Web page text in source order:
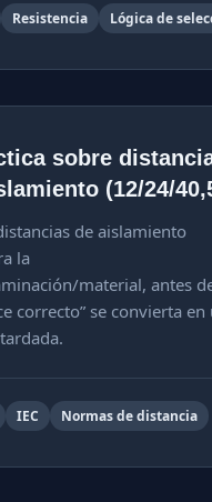
Resistencia Lógica de
sobre
(12/24/
de aislamiento
la
material, antes
correcto” se convierta en
IEC Normas de distancia